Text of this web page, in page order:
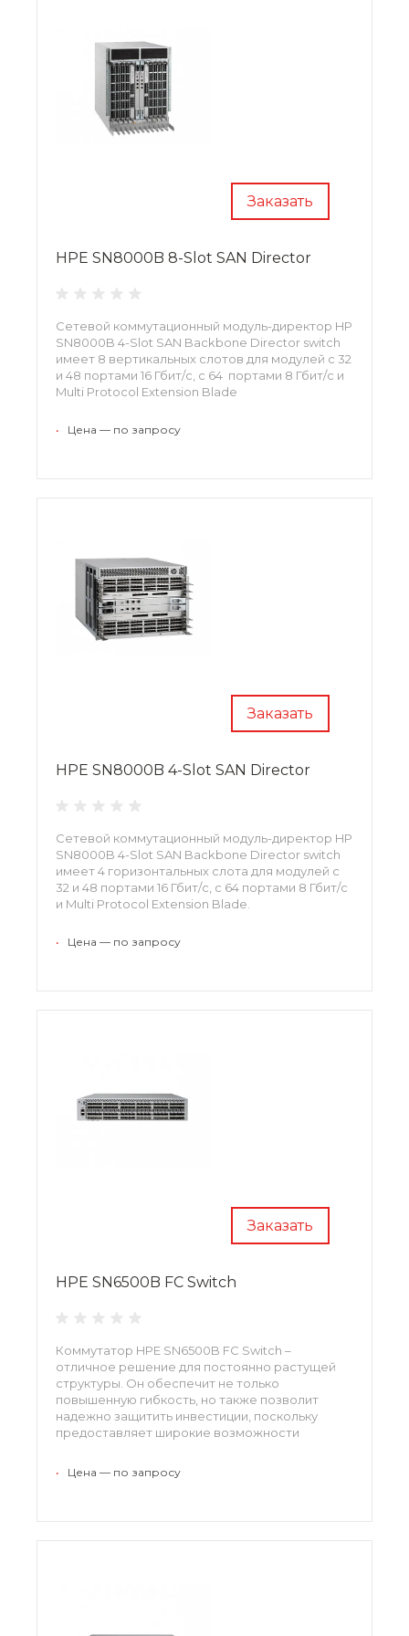
Заказать
HPE SN8000B 8-Slot SAN Director
Сетевой коммутационный модуль-директор HP
SN8000B 4-Slot SAN Backbone Director switch
имеет 8 вертикальных слотов для модулей с 32
и 48 портами 16 Гбит/с, с 64 портами 8 Гбит/с и
Multi Protocol Extension Blade
• Цена — по запросу
Заказать
HPE SN8000B 4-Slot SAN Director
Сетевой коммутационный модуль-директор HP
SN8000B 4-Slot SAN Backbone Director switch
имеет 4 горизонтальных слота для модулей с
32 и 48 портами 16 Гбит/с, с 64 портами 8 Гбит/с
и Multi Protocol Extension Blade.
• Цена — по запросу
Заказать
HPE SN6500B FC Switch
Коммутатор HPE SN6500B FC Switch –
отличное решение для постоянно растущей
структуры. Он обеспечит не только
повышенную гибкость, но также позволит
надежно защитить инвестиции, поскольку
предоставляет широкие возможности
Гбит/с до 16 Гбит/с. Высота корпуса – два юнита.
• Цена — по запросу